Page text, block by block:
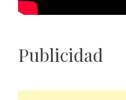
Publicidad